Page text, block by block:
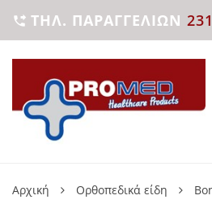
 ΤΗΛ. ΠΑΡΑΓΓΕΛΙΏΝ
Αρχική Ορθοπεδικά είδη